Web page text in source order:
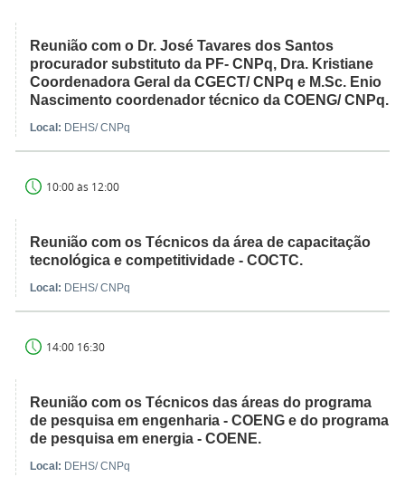
Reunião com o Dr. José Tavares dos Santos
procurador substituto da PF- CNPq, Dra. Kristiane
Coordenadora Geral da CGECT/ CNPq e M.Sc. Enio
Nascimento coordenador técnico da COENG/ CNPq.
Local: DEHS/ CNPq
10:00 às 12:00
Reunião com os Técnicos da área de capacitação
tecnológica e competitividade - COCTC.
Local: DEHS/ CNPq
14:00 16:30
Reunião com os Técnicos das áreas do programa
de pesquisa em engenharia - COENG e do programa
de pesquisa em energia - COENE.
Local: DEHS/ CNPq